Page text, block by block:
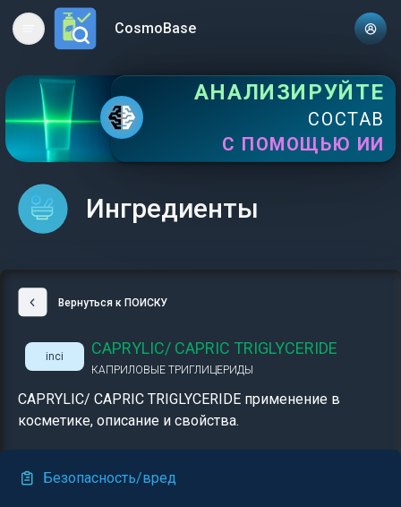
Open main menuCosmoBase
АНАЛИЗИРУЙТЕ
СОСТАВ
С ПОМОЩЬЮ ИИ
Ингредиенты
Вернуться к ПОИСКУ
inci CAPRYLIC/ CAPRIC TRIGLYCERIDE
КАПРИЛОВЫЕ ТРИГЛИЦЕРИДЫ
CAPRYLIC/ CAPRIC TRIGLYCERIDE применение в
косметике, описание и свойства.
Безопасность/вред